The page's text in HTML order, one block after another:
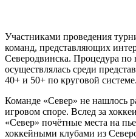
Участниками проведения
команд, представляющих
Северодвинска. Процедура
осуществлялась среди
40+ и 50+ по круговой системе.
Команде «Север» не нашлось
игровом споре. Вслед за
«Север» почётные места на
хоккейными клубами из